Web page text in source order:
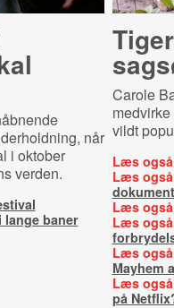
når
i oktober
verden.
baner
Carole
vildt
Læs
Læs
Læs
Læs
Læs
Mayhem
Læs
på